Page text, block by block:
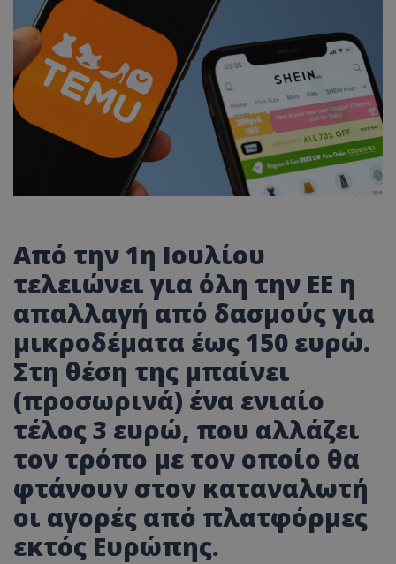
Από την 1η Ιουλίου
τελειώνει για όλη την ΕΕ η
απαλλαγή από δασμούς για
μικροδέματα έως 150 ευρώ.
Στη θέση της μπαίνει
(προσωρινά) ένα ενιαίο
τέλος 3 ευρώ, που αλλάζει
τον τρόπο με τον οποίο θα
φτάνουν στον καταναλωτή
οι αγορές από πλατφόρμες
εκτός Ευρώπης.